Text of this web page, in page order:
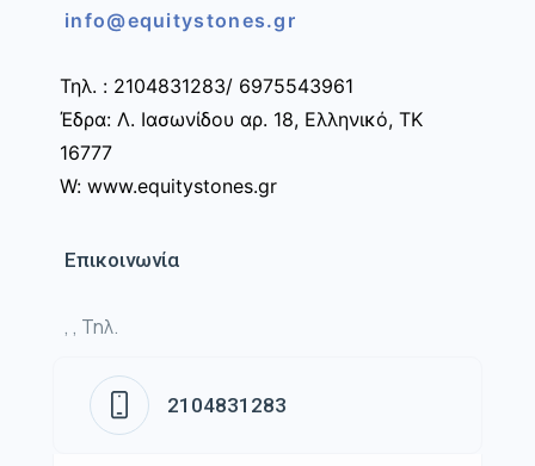
info@equitystones.gr
Τηλ. : 2104831283/ 6975543961
Έδρα: Λ. Ιασωνίδου αρ. 18, Ελληνικό, ΤΚ
16777
W: www.equitystones.gr
Επικοινωνία
, , Τηλ.
2104831283